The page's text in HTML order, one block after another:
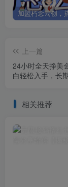
上一篇
24小时全天挣美
白轻松入手，长
相关推荐